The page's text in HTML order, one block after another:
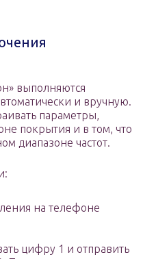
выполняются
и вручную.
параметры,
покрытия и в том, что
диапазоне частот.
на телефоне
цифру 1 и отправить